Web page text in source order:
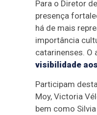
Para o Diretor
presença
há de mais
importância
catarinenses. O
visibilidade
Participam
Moy, Victoria
bem como